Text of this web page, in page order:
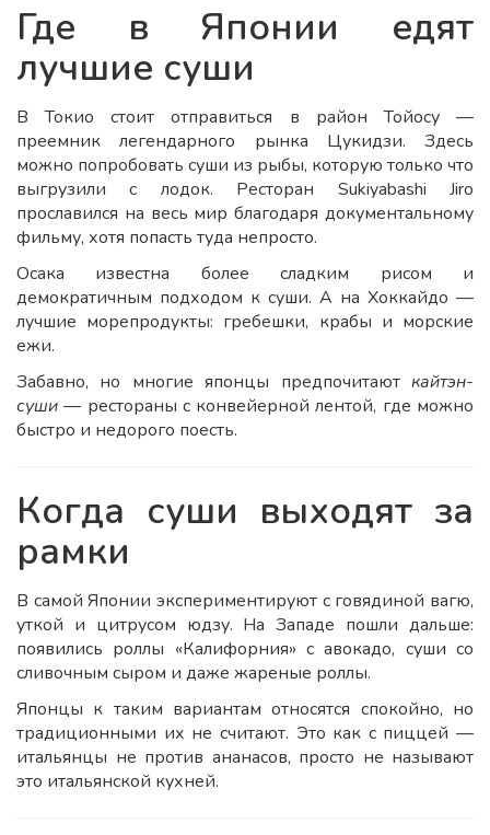
Где в Японии едят
лучшие суши
В Токио стоит отправиться в район Тойосу —
преемник легендарного рынка Цукидзи. Здесь
можно попробовать суши из рыбы, которую только что
выгрузили с лодок. Ресторан Sukiyabashi Jiro
прославился на весь мир благодаря документальному
фильму, хотя попасть туда непросто.
Осака известна более сладким рисом и
демократичным подходом к суши. А на Хоккайдо —
лучшие морепродукты: гребешки, крабы и морские
ежи.
Забавно, но многие японцы предпочитают кайтэн-
суши — рестораны с конвейерной лентой, где можно
быстро и недорого поесть.
Когда суши выходят за
рамки
В самой Японии экспериментируют с говядиной вагю,
уткой и цитрусом юдзу. На Западе пошли дальше:
появились роллы «Калифорния» с авокадо, суши со
сливочным сыром и даже жареные роллы.
Японцы к таким вариантам относятся спокойно, но
традиционными их не считают. Это как с пиццей —
итальянцы не против ананасов, просто не называют
это итальянской кухней.